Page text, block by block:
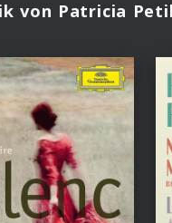
von Patricia